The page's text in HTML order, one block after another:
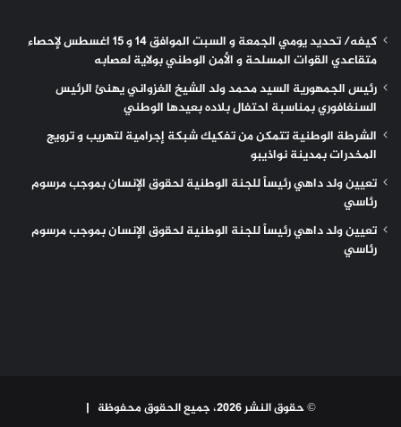
كيفه/ تحديد يومي الجمعة و السبت الموافق 14 و 15 اغسطس لإحصاء
متقاعدي القوات المسلحة و الأمن الوطني بولاية لعصابه
رئيس الجمهورية السيد محمد ولد الشيخ الغزواني يهنئ الرئيس
السنغافوري بمناسبة احتفال بلاده بعيدها الوطني
الشرطة الوطنية تتمكن من تفكيك شبكة إجرامية لتهريب و ترويج
المخدرات بمدينة نواذيبو
تعيين ولد داهي رئيساً للجنة الوطنية لحقوق الإنسان بموجب مرسوم
رئاسي
تعيين ولد داهي رئيساً للجنة الوطنية لحقوق الإنسان بموجب مرسوم
رئاسي
© حقوق النشر 2026، جميع الحقوق محفوظة |